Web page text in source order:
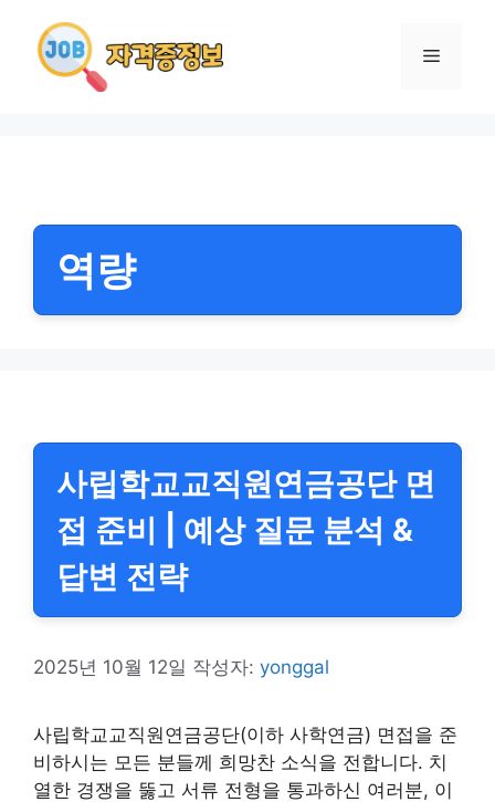
메
역량
사립학교교직원연금공단 면
접 준비 | 예상 질문 분석 &
답변 전략
2025년 10월 12일 작성자: yonggal
사립학교교직원연금공단(이하 사학연금) 면접을 준
비하시는 모든 분들께 희망찬 소식을 전합니다. 치
열한 경쟁을 뚫고 서류 전형을 통과하신 여러분, 이